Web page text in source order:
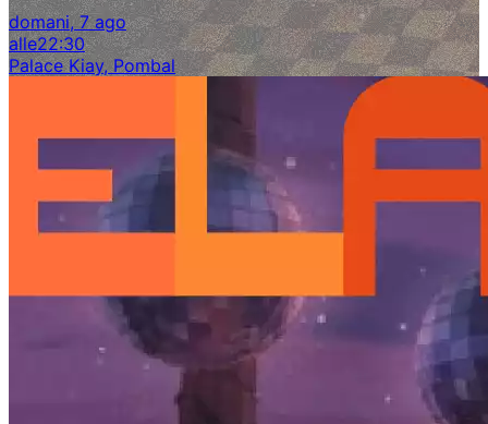
domani, 7 ago
alle22:30
Palace Kiay, Pombal